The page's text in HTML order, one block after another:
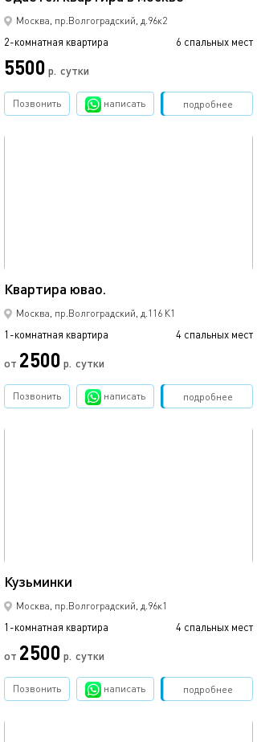
Москва, пр.Волгоградский, д.96к2
2-комнатная квартира 6 спальных мест
5500 р. сутки
подробнее
Позвонить написать Забронировать
Квартира ювао.
Москва, пр.Волгоградский, д.116 К1
1-комнатная квартира 4 спальных мест
от 2500 р. сутки
подробнее
Позвонить написать Забронировать
Кузьминки
Москва, пр.Волгоградский, д.96к1
1-комнатная квартира 4 спальных мест
от 2500 р. сутки
подробнее
Позвонить написать Забронировать